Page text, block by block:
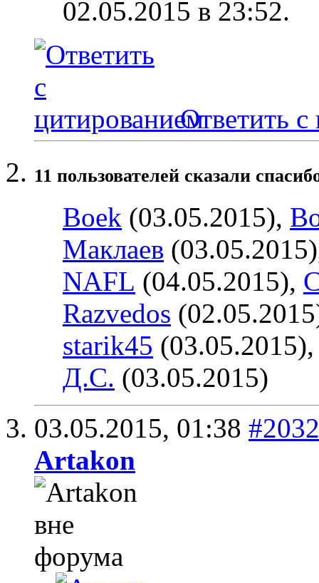
02.05.2015 в 23:52.
Ответить с
11 пользователей сказали
Boek (03.05.2015),
Маклаев
NAFL (04.05.2015),
Razvedos
starik45
Д.С. (03.05.2015)
03.05.2015, 01:38 #2032
Artakon